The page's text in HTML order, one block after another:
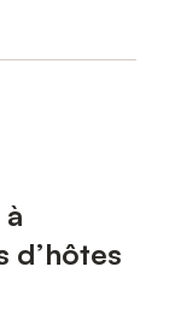
d’hôtes